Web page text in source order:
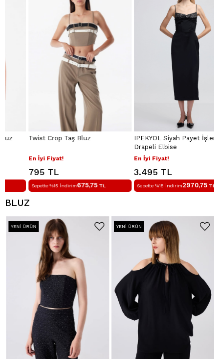
Twist Crop Taş Bluz
En İyi Fiyat!
795 TL
Sepette %15 İndirim675,75TL
IPEKYOL Siyah Payet İşlemeli
Drapeli Elbise
En İyi Fiyat!
3.495 TL
Sepette %15 İndirim2970,75TL
BLUZ
YENI ÜRÜN YENI ÜRÜN